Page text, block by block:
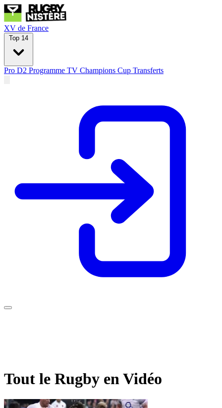
XV de France
Top 14
Pro D2 Programme TV Champions Cup Transferts
Tout le Rugby en Vidéo